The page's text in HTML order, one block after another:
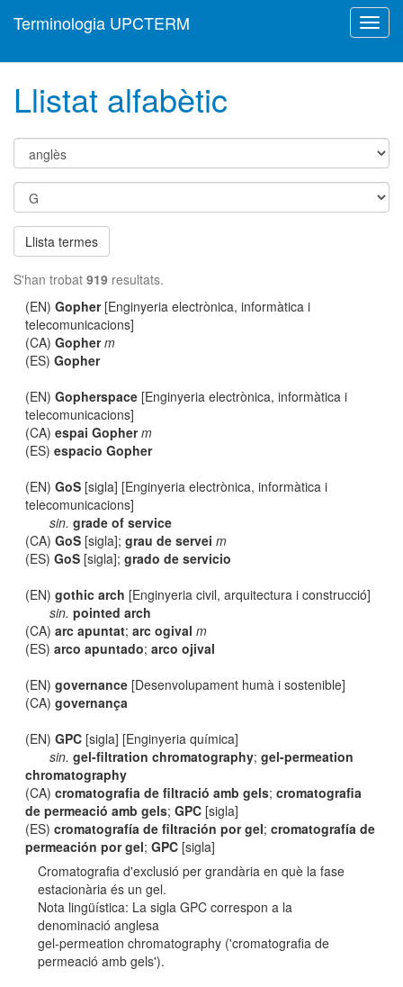
Terminologia UPCTERM
Llistat alfabètic
Llista termes
S'han trobat 919 resultats.
(EN)Gopher[Enginyeria electrònica, informàtica i
telecomunicacions]
(CA)Gopher m
(ES)Gopher
(EN)Gopherspace [Enginyeria electrònica, informàtica i
telecomunicacions]
(CA)espai Gopher m
(ES)espacio Gopher
(EN)GoS [sigla] [Enginyeria electrònica, informàtica i
telecomunicacions]
sin. grade of service
(CA)GoS [sigla];grau de servei m
(ES)GoS [sigla];grado de servicio
(EN)gothic arch [Enginyeria civil, arquitectura i construcció]
sin. pointed arch
(CA)arc apuntat;arc ogival m
(ES)arco apuntado;arco ojival
(EN)governance [Desenvolupament humà i sostenible]
(CA)governança
(EN)GPC [sigla] [Enginyeria química]
sin. gel-filtration chromatography; gel-permeation
chromatography
(CA)cromatografia de filtració amb gels;cromatografia
de permeació amb gels;GPC [sigla]
(ES)cromatografía de filtración por gel;cromatografía de
permeación por gel;GPC [sigla]
Cromatografia d'exclusió per grandària en què la fase
estacionària és un gel.
Nota lingüística: La sigla GPC correspon a la
denominació anglesa
gel-permeation chromatography ('cromatografia de
permeació amb gels').